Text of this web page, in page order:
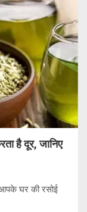
है दूर, जानिए
घर की रसोई